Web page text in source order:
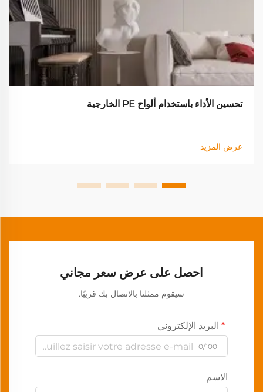
تحسين الأداء باستخدام ألواح PE الخارجية
عرض المزيد
احصل على عرض سعر مجاني
سيقوم ممثلنا بالاتصال بك قريبًا.
البريد الإلكتروني
0/100
الاسم